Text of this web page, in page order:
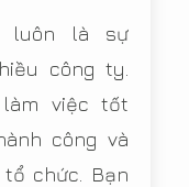
luôn là sự
công ty.
việc tốt
công và
chức. Bạn